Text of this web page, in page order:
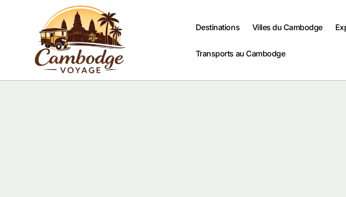
Destinations Villes du Cambodge
Transports au Cambodge